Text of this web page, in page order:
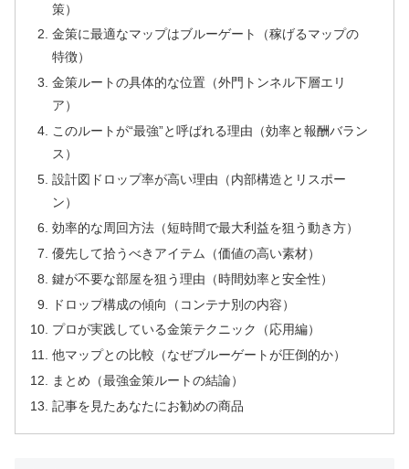
策）
金策に最適なマップはブルーゲート（稼げるマップの
特徴）
金策ルートの具体的な位置（外門トンネル下層エリ
ア）
このルートが“最強”と呼ばれる理由（効率と報酬バラン
ス）
設計図ドロップ率が高い理由（内部構造とリスポー
ン）
効率的な周回方法（短時間で最大利益を狙う動き方）
優先して拾うべきアイテム（価値の高い素材）
鍵が不要な部屋を狙う理由（時間効率と安全性）
ドロップ構成の傾向（コンテナ別の内容）
プロが実践している金策テクニック（応用編）
他マップとの比較（なぜブルーゲートが圧倒的か）
まとめ（最強金策ルートの結論）
記事を見たあなたにお勧めの商品